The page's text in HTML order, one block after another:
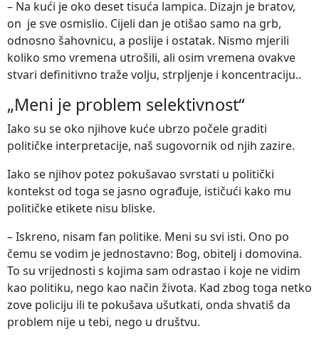
– Na kući je oko deset tisuća lampica. Dizajn je bratov,
on je sve osmislio. Cijeli dan je otišao samo na grb,
odnosno šahovnicu, a poslije i ostatak. Nismo mjerili
koliko smo vremena utrošili, ali osim vremena ovakve
stvari definitivno traže volju, strpljenje i koncentraciju..
„Meni je problem selektivnost“
Iako su se oko njihove kuće ubrzo počele graditi
političke interpretacije, naš sugovornik od njih zazire.
Iako se njihov potez pokušavao svrstati u politički
kontekst od toga se jasno ograđuje, ističući kako mu
političke etikete nisu bliske.
– Iskreno, nisam fan politike. Meni su svi isti. Ono po
čemu se vodim je jednostavno: Bog, obitelj i domovina.
To su vrijednosti s kojima sam odrastao i koje ne vidim
kao politiku, nego kao način života. Kad zbog toga netko
zove policiju ili te pokušava ušutkati, onda shvatiš da
problem nije u tebi, nego u društvu.